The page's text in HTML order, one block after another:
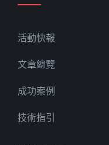
活動快報
文章總覽
成功案例
技術指引